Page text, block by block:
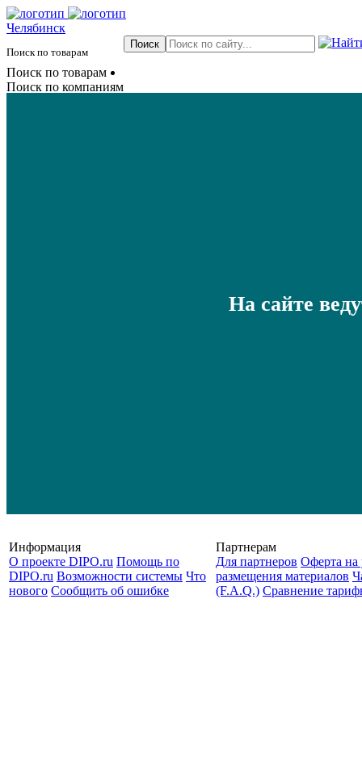
Челябинск
Поиск по товарам
Поиск по товарам
Поиск по компаниям
На сайте
Информация
О проекте DIPO.ru Помощь по
DIPO.ru Возможности системы Что
нового Сообщить об ошибке
Партнерам
Для партнеров Оферта на
размещения материалов
(F.A.Q.) Cравнение